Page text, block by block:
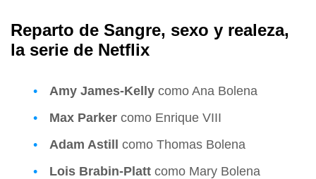
Reparto de Sangre, sexo y realeza,
la serie de Netflix
Amy James-Kelly como Ana Bolena
Max Parker como Enrique VIII
Adam Astill como Thomas Bolena
Lois Brabin-Platt como Mary Bolena